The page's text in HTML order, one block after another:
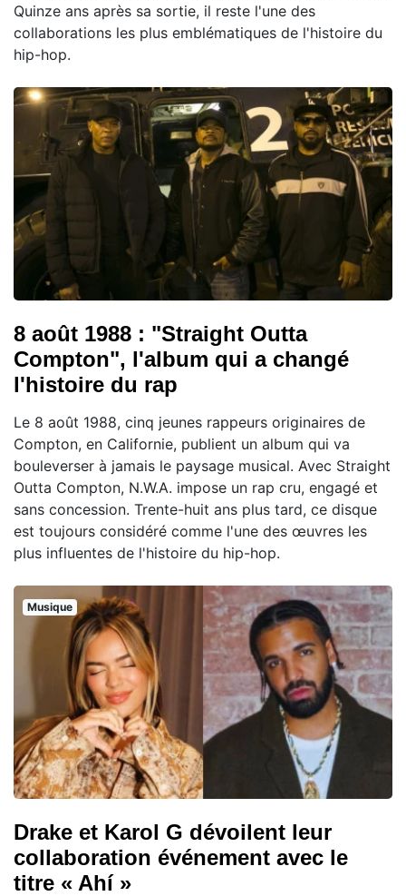
Quinze ans après sa sortie, il reste l'une des
collaborations les plus emblématiques de l'histoire du
hip-hop.
8 août 1988 : "Straight Outta
Compton", l'album qui a changé
l'histoire du rap
Le 8 août 1988, cinq jeunes rappeurs originaires de
Compton, en Californie, publient un album qui va
bouleverser à jamais le paysage musical. Avec Straight
Outta Compton, N.W.A. impose un rap cru, engagé et
sans concession. Trente-huit ans plus tard, ce disque
est toujours considéré comme l'une des œuvres les
plus influentes de l'histoire du hip-hop.
Musique
Drake et Karol G dévoilent leur
collaboration événement avec le
titre « Ahí »